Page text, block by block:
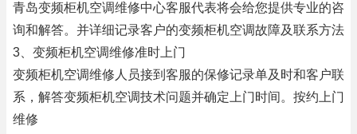
青岛变频柜机空调维修中心客服代表将会给您提供专业的咨
询和解答。并详细记录客户的变频柜机空调故障及联系方法
3、变频柜机空调维修准时上门
变频柜机空调维修人员接到客服的保修记录单及时和客户联
系，解答变频柜机空调技术问题并确定上门时间。按约上门
维修